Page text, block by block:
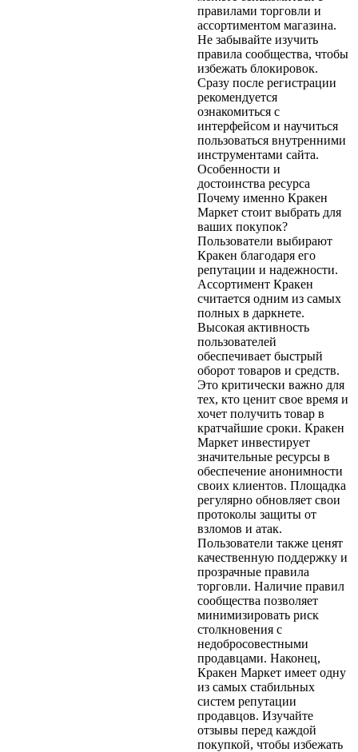
правилами торговли и
ассортиментом магазина.
Не забывайте изучить
правила сообщества, чтобы
избежать блокировок.
Сразу после регистрации
рекомендуется
ознакомиться с
интерфейсом и научиться
пользоваться внутренними
инструментами сайта.
Особенности и
достоинства ресурса
Почему именно Кракен
Маркет стоит выбрать для
ваших покупок?
Пользователи выбирают
Кракен благодаря его
репутации и надежности.
Ассортимент Кракен
считается одним из самых
полных в даркнете.
Высокая активность
пользователей
обеспечивает быстрый
оборот товаров и средств.
Это критически важно для
тех, кто ценит свое время и
хочет получить товар в
кратчайшие сроки. Кракен
Маркет инвестирует
значительные ресурсы в
обеспечение анонимности
своих клиентов. Площадка
регулярно обновляет свои
протоколы защиты от
взломов и атак.
Пользователи также ценят
качественную поддержку и
прозрачные правила
торговли. Наличие правил
сообщества позволяет
минимизировать риск
столкновения с
недобросовестными
продавцами. Наконец,
Кракен Маркет имеет одну
из самых стабильных
систем репутации
продавцов. Изучайте
отзывы перед каждой
покупкой, чтобы избежать